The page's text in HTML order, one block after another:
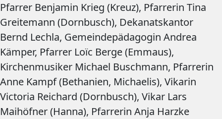
Pfarrer Benjamin Krieg (Kreuz), Pfarrerin Tina
Greitemann (Dornbusch), Dekanatskantor
Bernd Lechla, Gemeindepädagogin Andrea
Kämper, Pfarrer Loïc Berge (Emmaus),
Kirchenmusiker Michael Buschmann, Pfarrerin
Anne Kampf (Bethanien, Michaelis), Vikarin
Victoria Reichard (Dornbusch), Vikar Lars
Maihöfner (Hanna), Pfarrerin Anja Harzke